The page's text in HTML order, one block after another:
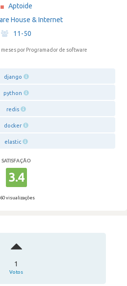
Aptoide
House & Internet
·
11-50
meses por Programador de software
django
python
redis
docker
elastic
SATISFAÇÃO
3.4
visualizações
1
Votos